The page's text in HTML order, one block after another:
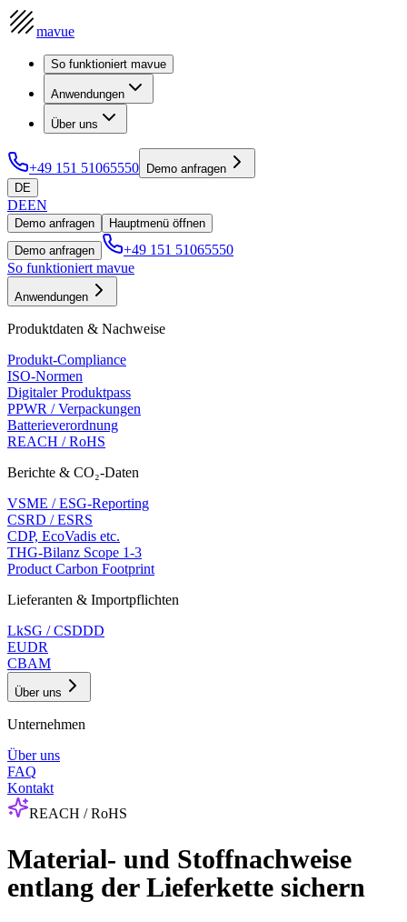
mavue
So funktioniert mavue
Anwendungen
Über uns
+49 151 51065550
Demo anfragen
DE
DEEN
Demo anfragen
Hauptmenü öffnen
Demo anfragen
+49 151 51065550
So funktioniert mavue
Anwendungen
Produktdaten & Nachweise
Produkt-Compliance
ISO-Normen
Digitaler Produktpass
PPWR / Verpackungen
Batterieverordnung
REACH / RoHS
Berichte & CO₂-Daten
VSME / ESG-Reporting
CSRD / ESRS
CDP, EcoVadis etc.
THG-Bilanz Scope 1-3
Product Carbon Footprint
Lieferanten & Importpflichten
LkSG / CSDDD
EUDR
CBAM
Über uns
Unternehmen
Über uns
FAQ
Kontakt
REACH / RoHS
Material- und Stoffnachweise
entlang der Lieferkette sichern